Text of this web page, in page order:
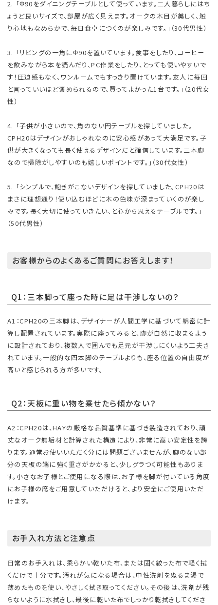
2. 「Φ90をダイニングテーブルとして使っています。二人暮らしにはち
ょうど良いサイズで、部屋が広く見えます。オークの木目が美しく、触
り心地もなめらかで、毎日食卓につくのが楽しみです。」（30代男性）
3. 「リビングの一角にΦ90を置いています。食事をしたり、コーヒー
を飲みながら本を読んだり、PC作業をしたり、とっても使いやすいで
す！圧迫感もなく、ワンルームでもすっきり置けています。友人に毎回
と言っていいほど褒められるので、買ってよかった1台です。」（20代女
性）
4. 「子供が小さいので、角のない円テーブルを探していました。
CPH20はデザインがおしゃれなのに安心感があって大満足です。子
供が大きくなっても長く使えるデザインだと確信しています。三本脚
なので掃除がしやすいのも嬉しいポイントです。」（30代女性）
5. 「シンプルで、飽きがこないデザインを探していました。CPH20は
まさに理想通り！使い込むほどに木の色味が深まっていくのが楽し
みです。長く大切に使っていきたい、と心から思えるテーブルです。」
（50代男性）
お客様からのよくあるご質問にお答えします！
Q1：三本脚って座った時に足は干渉しないの？
A1：CPH20の三本脚は、デザイナーが人間工学に基づいて綿密に計
算し配置されています。実際に座ってみると、脚が自然に収まるよう
に設計されており、複数人で囲んでも足元が干渉しにくいよう工夫さ
れています。一般的な四本脚のテーブルよりも、座る位置の自由度が
高いと感じられる方が多いです。
Q2：天板に重い物を乗せたら傾かない？
A2：CPH20は、HAYの厳格な品質基準に基づき製造されており、頑
丈なオーク無垢材と計算された構造により、非常に高い安定性を誇
ります。通常お使いいただく分には問題ございませんが、脚のない部
分の天板の端に強く重さがかかると、少しグラつく可能性もありま
す。小さなお子様とご使用になる際は、お子様を脚が付いている角度
にお子様の席をご用意していただけると、より安全にご使用いただ
けます。
お手入れ方法と注意点
日常のお手入れは、柔らかい乾いた布、または固く絞った布で軽く拭
くだけで十分です。汚れが気になる場合は、中性洗剤をぬるま湯で
薄めたものを使い、やさしく拭き取ってください。その後は、洗剤が残
らないように水拭きし、最後に乾いた布でしっかり乾拭きしてくださ